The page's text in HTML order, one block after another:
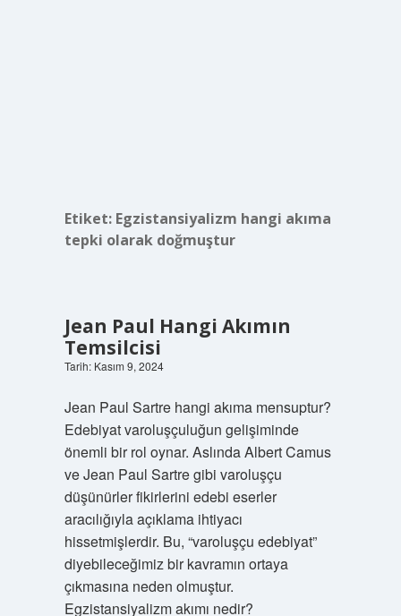
Etiket: Egzistansiyalizm hangi akıma
tepki olarak doğmuştur
Jean Paul Hangi Akımın
Temsilcisi
Tarih: Kasım 9, 2024
Jean Paul Sartre hangi akıma mensuptur?
Edebiyat varoluşçuluğun gelişiminde
önemli bir rol oynar. Aslında Albert Camus
ve Jean Paul Sartre gibi varoluşçu
düşünürler fikirlerini edebi eserler
aracılığıyla açıklama ihtiyacı
hissetmişlerdir. Bu, “varoluşçu edebiyat”
diyebileceğimiz bir kavramın ortaya
çıkmasına neden olmuştur.
Egzistansiyalizm akımı nedir?